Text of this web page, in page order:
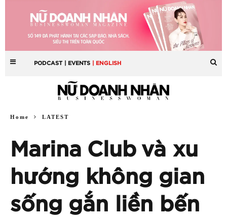
PODCAST | EVENTS | ENGLISH
Home LATEST
Marina Club và xu
hướng không gian
sống gắn liền bến